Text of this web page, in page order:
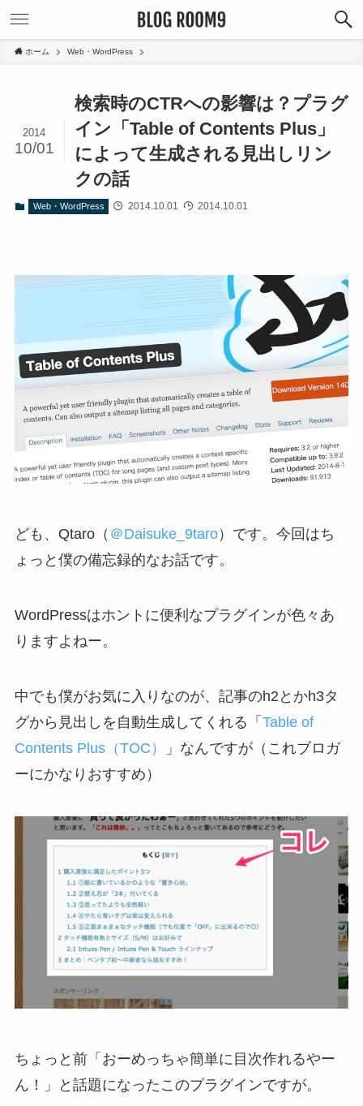
ホーム Web・WordPress
検索時のCTRへの影響は？プラグ
イン「Table of Contents Plus」
によって生成される見出しリン
クの話
2014
10/01
Web・WordPress 2014.10.01 2014.10.01
ども、Qtaro（ ＠Daisuke_9taro）です。今回はち
ょっと僕の備忘録的なお話です。
WordPressはホントに便利なプラグインが色々あ
りますよねー。
中でも僕がお気に入りなのが、記事のh2とかh3タ
グから見出しを自動生成してくれる「 Table of
Contents Plus（TOC）
」なんですが（これブロガ
ーにかなりおすすめ）
ちょっと前「おーめっちゃ簡単に目次作れるやー
ん！」と話題になったこのプラグインですが。